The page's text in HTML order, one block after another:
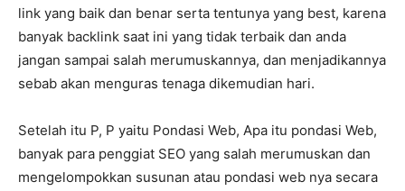
link yang baik dan benar serta tentunya yang best, karena
banyak backlink saat ini yang tidak terbaik dan anda
jangan sampai salah merumuskannya, dan menjadikannya
sebab akan menguras tenaga dikemudian hari.
Setelah itu P, P yaitu Pondasi Web, Apa itu pondasi Web,
banyak para penggiat SEO yang salah merumuskan dan
mengelompokkan susunan atau pondasi web nya secara